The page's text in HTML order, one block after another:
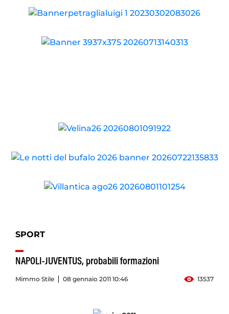
SPORT
NAPOLI-JUVENTUS, probabili formazioni
Mimmo Stile 08 gennaio 2011 10:46 13537